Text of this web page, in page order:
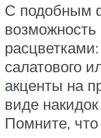
С подобным
возможность
салатового
акценты на
виде
Помните,